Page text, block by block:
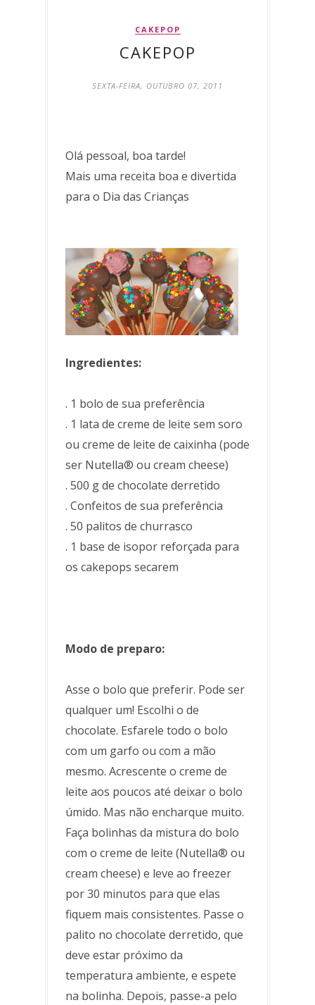
CAKEPOP
CAKEPOP
SEXTA-FEIRA, OUTUBRO 07, 2011
Olá pessoal, boa tarde!
Mais uma receita boa e divertida
para o Dia das Crianças
Ingredientes:
. 1 bolo de sua preferência
. 1 lata de creme de leite sem soro
ou creme de leite de caixinha (pode
ser Nutella® ou cream cheese)
. 500 g de chocolate derretido
. Confeitos de sua preferência
. 50 palitos de churrasco
. 1 base de isopor reforçada para
os cakepops secarem
Modo de preparo:
Asse o bolo que preferir. Pode ser
qualquer um! Escolhi o de
chocolate. Esfarele todo o bolo
com um garfo ou com a mão
mesmo. Acrescente o creme de
leite aos poucos até deixar o bolo
úmido. Mas não encharque muito.
Faça bolinhas da mistura do bolo
com o creme de leite (Nutella® ou
cream cheese) e leve ao freezer
por 30 minutos para que elas
fiquem mais consistentes. Passe o
palito no chocolate derretido, que
deve estar próximo da
temperatura ambiente, e espete
na bolinha. Depois, passe-a pelo